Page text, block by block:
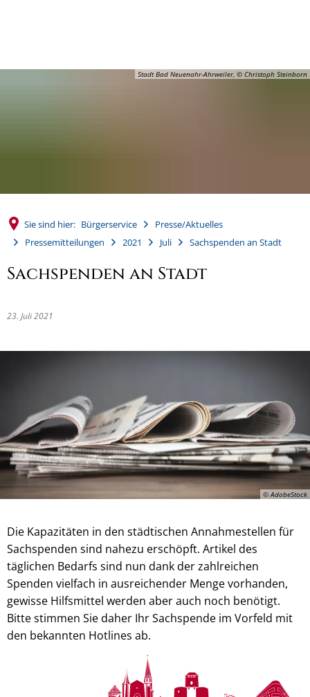
Stadt Bad Neuenahr-Ahrweiler, © Christoph Steinborn
Sie sind hier: Bürgerservice
Presse/Aktuelles
Pressemitteilungen
2021 Juli Sachspenden an Stadt
Sachspenden an Stadt
23. Juli 2021
© AdobeStock
Die Kapazitäten in den städtischen Annahmestellen für
Sachspenden sind nahezu erschöpft. Artikel des
täglichen Bedarfs sind nun dank der zahlreichen
Spenden vielfach in ausreichender Menge vorhanden,
gewisse Hilfsmittel werden aber auch noch benötigt.
Bitte stimmen Sie daher Ihr Sachspende im Vorfeld mit
den bekannten Hotlines ab.